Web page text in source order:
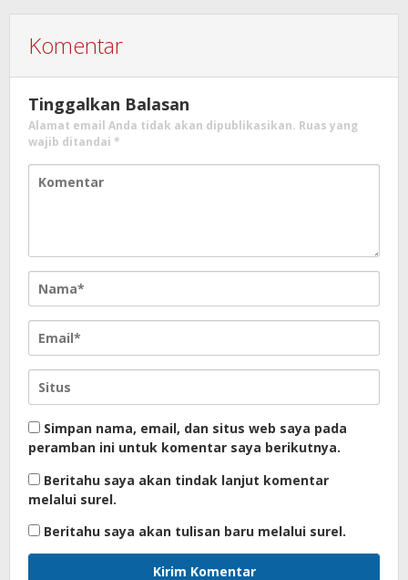
Komentar
Tinggalkan Balasan
Alamat email Anda tidak akan dipublikasikan. Ruas yang
wajib ditandai *
Simpan nama, email, dan situs web saya pada
peramban ini untuk komentar saya berikutnya.
Beritahu saya akan tindak lanjut komentar
melalui surel.
Beritahu saya akan tulisan baru melalui surel.